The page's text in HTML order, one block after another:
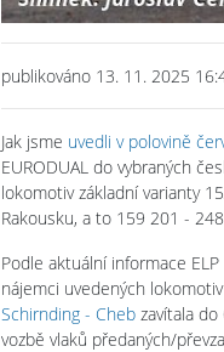
publikováno 13. 11. 2025
Jak jsme uvedli v polovině
EURODUAL do vybraných
lokomotiv základní varianty
Rakousku, a to 159 201 -
Podle aktuální informace
nájemci uvedených
Schirnding - Cheb zavítala
vozbě vlaků předaných/